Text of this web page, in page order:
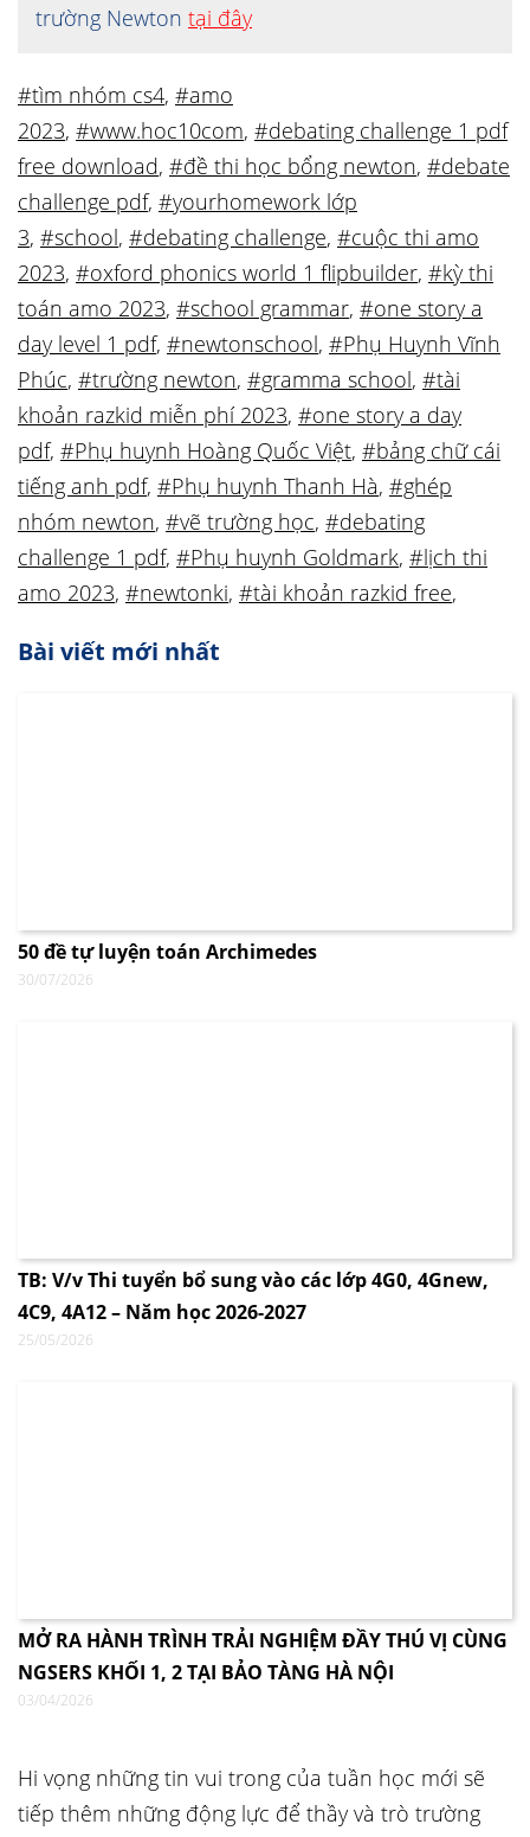
trường Newton tại đây
#tìm nhóm cs4, #amo
2023, #www.hoc10com, #debating challenge 1 pdf
free download, #đề thi học bổng newton, #debate
challenge pdf, #yourhomework lớp
3, #school, #debating challenge, #cuộc thi amo
2023, #oxford phonics world 1 flipbuilder, #kỳ thi
toán amo 2023, #school grammar, #one story a
day level 1 pdf, #newtonschool, #Phụ Huynh Vĩnh
Phúc, #trường newton, #gramma school, #tài
khoản razkid miễn phí 2023, #one story a day
pdf, #Phụ huynh Hoàng Quốc Việt, #bảng chữ cái
tiếng anh pdf, #Phụ huynh Thanh Hà, #ghép
nhóm newton, #vẽ trường học, #debating
challenge 1 pdf, #Phụ huynh Goldmark, #lịch thi
amo 2023, #newtonki, #tài khoản razkid free,
Bài viết mới nhất
50 đề tự luyện toán Archimedes
30/07/2026
TB: V/v Thi tuyển bổ sung vào các lớp 4G0, 4Gnew,
4C9, 4A12 – Năm học 2026-2027
25/05/2026
MỞ RA HÀNH TRÌNH TRẢI NGHIỆM ĐẦY THÚ VỊ CÙNG
NGSERS KHỐI 1, 2 TẠI BẢO TÀNG HÀ NỘI
03/04/2026
Hi vọng những tin vui trong của tuần học mới sẽ
tiếp thêm những động lực để thầy và trò trường